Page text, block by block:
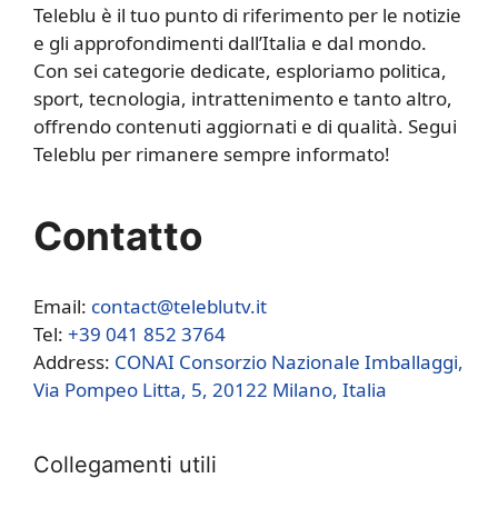
Teleblu è il tuo punto di riferimento per le notizie
e gli approfondimenti dall’Italia e dal mondo.
Con sei categorie dedicate, esploriamo politica,
sport, tecnologia, intrattenimento e tanto altro,
offrendo contenuti aggiornati e di qualità. Segui
Teleblu per rimanere sempre informato!
Contatto
Email: contact@teleblutv.it
Tel: +39 041 852 3764
Address: CONAI Consorzio Nazionale Imballaggi,
Via Pompeo Litta, 5, 20122 Milano, Italia
Collegamenti utili